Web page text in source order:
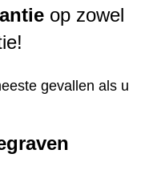
op zowel
gevallen als u